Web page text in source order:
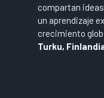
compartan
un aprendizaje
crecimiento
Turku,